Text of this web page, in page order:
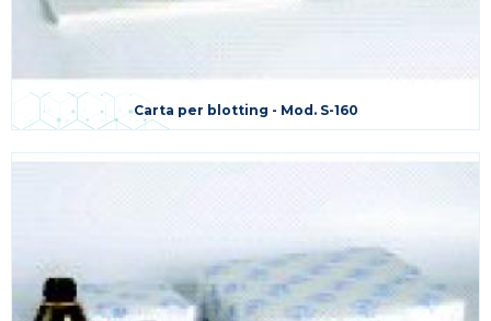
Carta per blotting - Mod. S-160